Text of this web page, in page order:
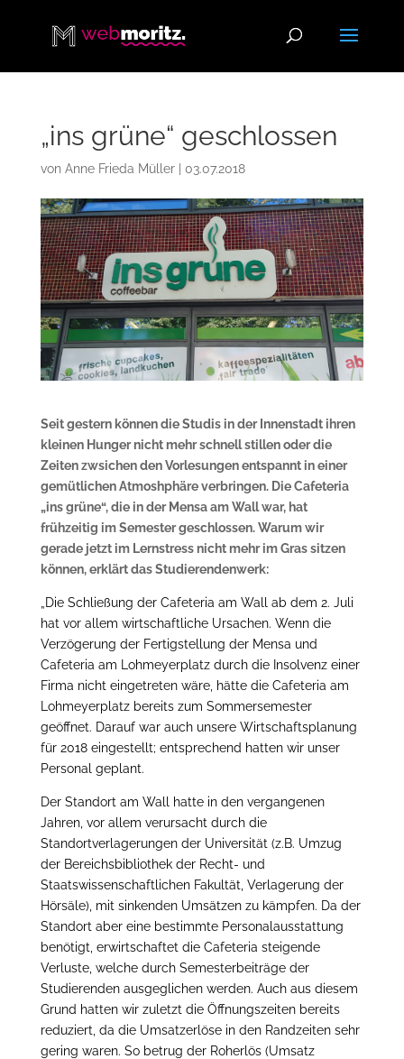
„ins grüne“ geschlossen
von Anne Frieda Müller| 03.07.2018
Seit gestern können die Studis in der Innenstadt ihren
kleinen Hunger nicht mehr schnell stillen oder die
Zeiten zwsichen den Vorlesungen entspannt in einer
gemütlichen Atmoshphäre verbringen. Die Cafeteria
„ins grüne“, die in der Mensa am Wall war, hat
frühzeitig im Semester geschlossen. Warum wir
gerade jetzt im Lernstress nicht mehr im Gras sitzen
können, erklärt das Studierendenwerk:
„Die Schließung der Cafeteria am Wall ab dem 2. Juli
hat vor allem wirtschaftliche Ursachen. Wenn die
Verzögerung der Fertigstellung der Mensa und
Cafeteria am Lohmeyerplatz durch die Insolvenz einer
Firma nicht eingetreten wäre, hätte die Cafeteria am
Lohmeyerplatz bereits zum Sommersemester
geöffnet. Darauf war auch unsere Wirtschaftsplanung
für 2018 eingestellt; entsprechend hatten wir unser
Personal geplant.
Der Standort am Wall hatte in den vergangenen
Jahren, vor allem verursacht durch die
Standortverlagerungen der Universität (z.B. Umzug
der Bereichsbibliothek der Recht- und
Staatswissenschaftlichen Fakultät, Verlagerung der
Hörsäle), mit sinkenden Umsätzen zu kämpfen. Da der
Standort aber eine bestimmte Personalausstattung
benötigt, erwirtschaftet die Cafeteria steigende
Verluste, welche durch Semesterbeiträge der
Studierenden ausgeglichen werden. Auch aus diesem
Grund hatten wir zuletzt die Öffnungszeiten bereits
reduziert, da die Umsatzerlöse in den Randzeiten sehr
gering waren. So betrug der Roherlös (Umsatz